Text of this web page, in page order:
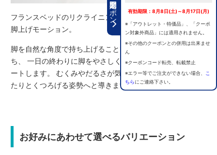
期間限定クーポン 有効期限：8月8日(土)～8月17日(月)
※「アウトレット・特価品」、「クーポ
ン対象外商品」には適用されません。
※その他のクーポンとの併用は出来ませ
ん
※クーポンコード転売、転載禁止
※エラー等でご注文ができない場合、
こ
ちらにご連絡下さい。
フランスベッドのリクライニングベッドの中でも最大の35°
脚上げモーション。
脚を自然な角度で持ち上げることで、無理のない姿勢を保
ち、 一日の終わりに脚をやさしく休ませる心地よさをサポ
ートします。 むくみやだるさが気になる時間帯にも、ゆっ
たりとくつろげる姿勢へと導きます。
お好みにあわせて選べるバリエーション